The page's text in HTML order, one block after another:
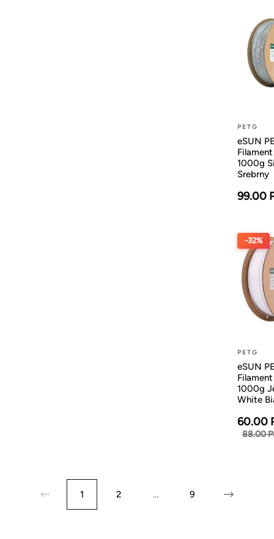
PETG
eSUN
1000g
Srebrny
99.00
-32%
PETG
eSUN
1000g
White
60.00
88.00
1 2 ... 9